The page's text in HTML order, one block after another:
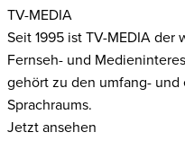
TV-MEDIA
Seit 1995 ist TV-MEDIA
Fernseh- und
gehört zu den umfang-
Sprachraums.
Jetzt ansehen